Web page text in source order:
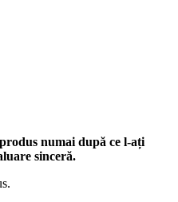
numai după ce l-ați
sinceră.